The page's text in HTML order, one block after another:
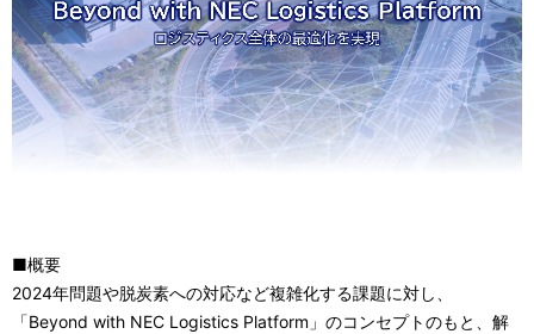
■概要
2024年問題や脱炭素への対応など複雑化する課題に対し、
「Beyond with NEC Logistics Platform」のコンセプトのもと、解